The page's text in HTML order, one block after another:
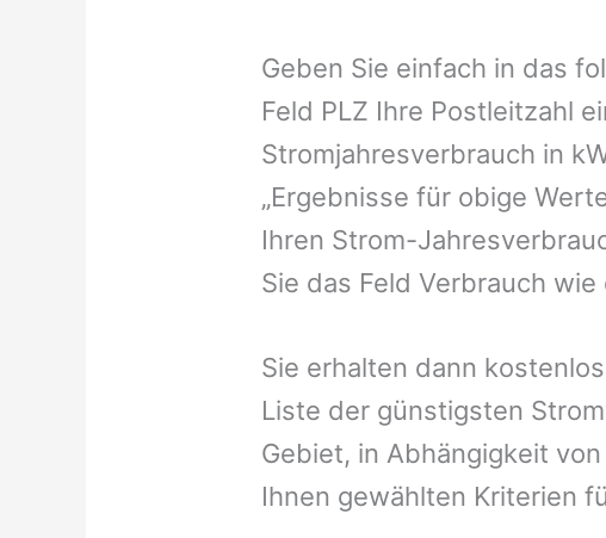
Geben Sie einfach in das
Feld PLZ Ihre Postleitzahl
Stromjahresverbrauch in
„Ergebnisse für obige
Ihren Strom-
Sie das Feld Verbrauch wie
Sie erhalten dann
Liste der günstigsten
Gebiet, in Abhängigkeit
Ihnen gewählten Kriterien